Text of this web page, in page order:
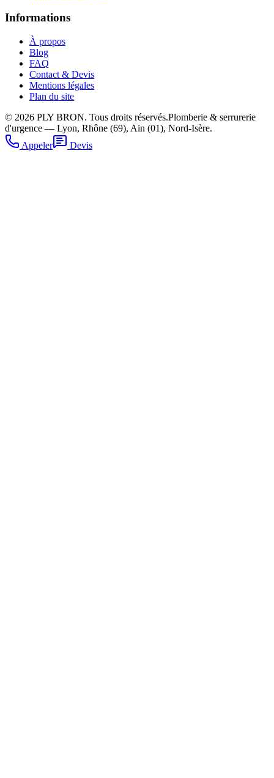
Informations
À propos
Blog
FAQ
Contact & Devis
Mentions légales
Plan du site
© 2026 PLY BRON. Tous droits réservés.Plomberie & serrurerie
d'urgence — Lyon, Rhône (69), Ain (01), Nord-Isère.
Appeler
Devis